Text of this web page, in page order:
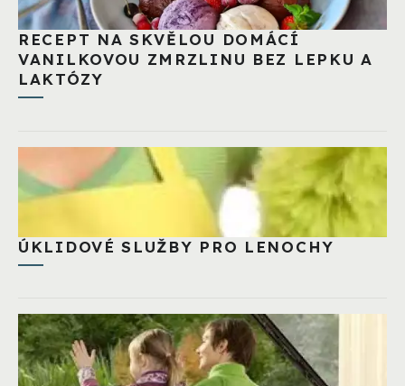
RECEPT NA SKVĚLOU DOMÁCÍ
VANILKOVOU ZMRZLINU BEZ LEPKU A
LAKTÓZY
ÚKLIDOVÉ SLUŽBY PRO LENOCHY